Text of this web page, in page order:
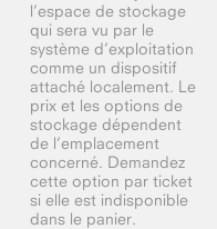
l’espace de stockage
qui sera vu par le
système d’exploitation
comme un dispositif
attaché localement. Le
prix et les options de
stockage dépendent
de l’emplacement
concerné. Demandez
cette option par ticket
si elle est indisponible
dans le panier.